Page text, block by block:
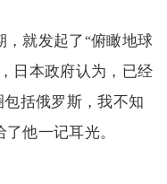
，就发起了“俯瞰地球
日本政府认为，已经
包括俄罗斯，我不知
他一记耳光。